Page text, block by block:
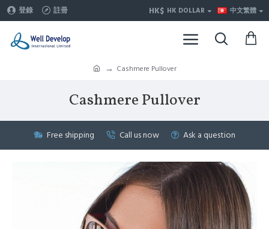
登錄 註冊 HK$ HK DOLLAR 中文繁體
Cashmere Pullover
Cashmere Pullover
Free shipping Call us now Ask a question